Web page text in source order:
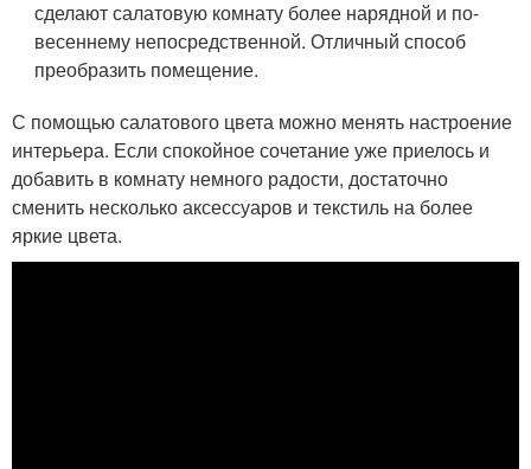
сделают салатовую комнату более нарядной и по-
весеннему непосредственной. Отличный способ
преобразить помещение.
С помощью салатового цвета можно менять настроение
интерьера. Если спокойное сочетание уже приелось и
добавить в комнату немного радости, достаточно
сменить несколько аксессуаров и текстиль на более
яркие цвета.